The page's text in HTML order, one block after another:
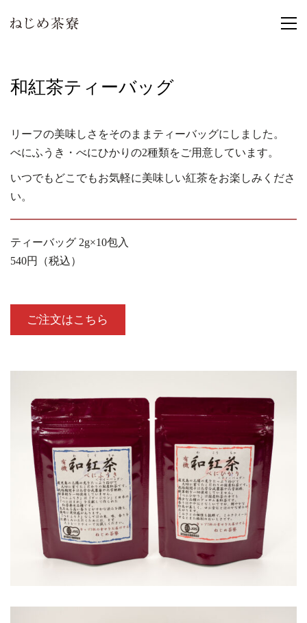
和紅茶ティーバッグ
リーフの美味しさをそのままティーバッグにしました。
べにふうき・べにひかりの2種類をご用意しています。
いつでもどこでもお気軽に美味しい紅茶をお楽しみくださ
い。
ティーバッグ 2g×10包入
540円（税込）
ご注文はこちら